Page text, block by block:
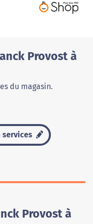
Provost à
du magasin.
Provost à